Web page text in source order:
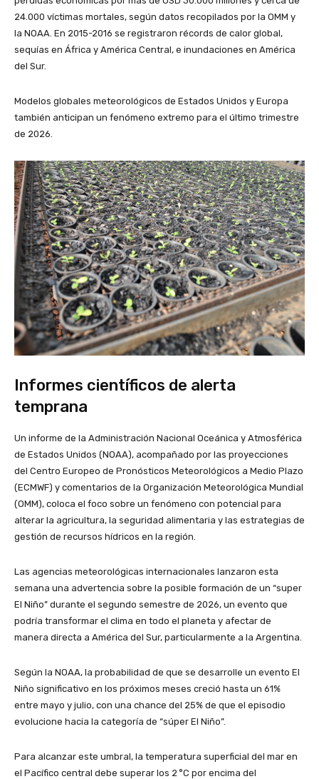
24.000 víctimas mortales, según datos recopilados por la OMM y
la NOAA. En 2015-2016 se registraron récords de calor global,
sequías en África y América Central, e inundaciones en América
del Sur.
Modelos globales meteorológicos de Estados Unidos y Europa
también anticipan un fenómeno extremo para el último trimestre
de 2026.
Informes científicos de alerta
temprana
Un informe de la Administración Nacional Oceánica y Atmosférica
de Estados Unidos (NOAA), acompañado por las proyecciones
del Centro Europeo de Pronósticos Meteorológicos a Medio Plazo
(ECMWF) y comentarios de la Organización Meteorológica Mundial
(OMM), coloca el foco sobre un fenómeno con potencial para
alterar la agricultura, la seguridad alimentaria y las estrategias de
gestión de recursos hídricos en la región.
Las agencias meteorológicas internacionales lanzaron esta
semana una advertencia sobre la posible formación de un “super
El Niño” durante el segundo semestre de 2026, un evento que
podría transformar el clima en todo el planeta y afectar de
manera directa a América del Sur, particularmente a la Argentina.
Según la NOAA, la probabilidad de que se desarrolle un evento El
Niño significativo en los próximos meses creció hasta un 61%
entre mayo y julio, con una chance del 25% de que el episodio
evolucione hacia la categoría de “súper El Niño”.
Para alcanzar este umbral, la temperatura superficial del mar en
el Pacífico central debe superar los 2 °C por encima del